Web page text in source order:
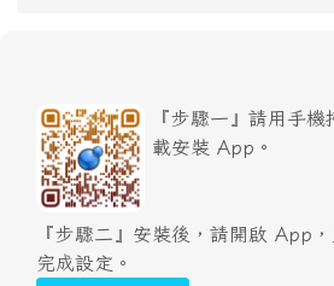
『步驟一』請用手
載安裝 App。
『步驟二』安裝後，請開啟 App
完成設定。